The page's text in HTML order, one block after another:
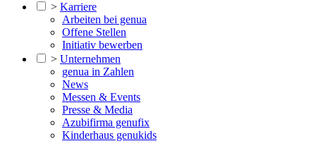
> Karriere
Arbeiten bei genua
Offene Stellen
Initiativ bewerben
> Unternehmen
genua in Zahlen
News
Messen & Events
Presse & Media
Azubifirma genufix
Kinderhaus genukids